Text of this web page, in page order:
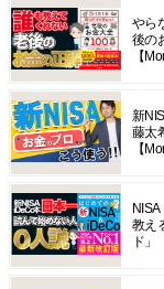
やら
後の
【
新
藤太
【
教え
ド」